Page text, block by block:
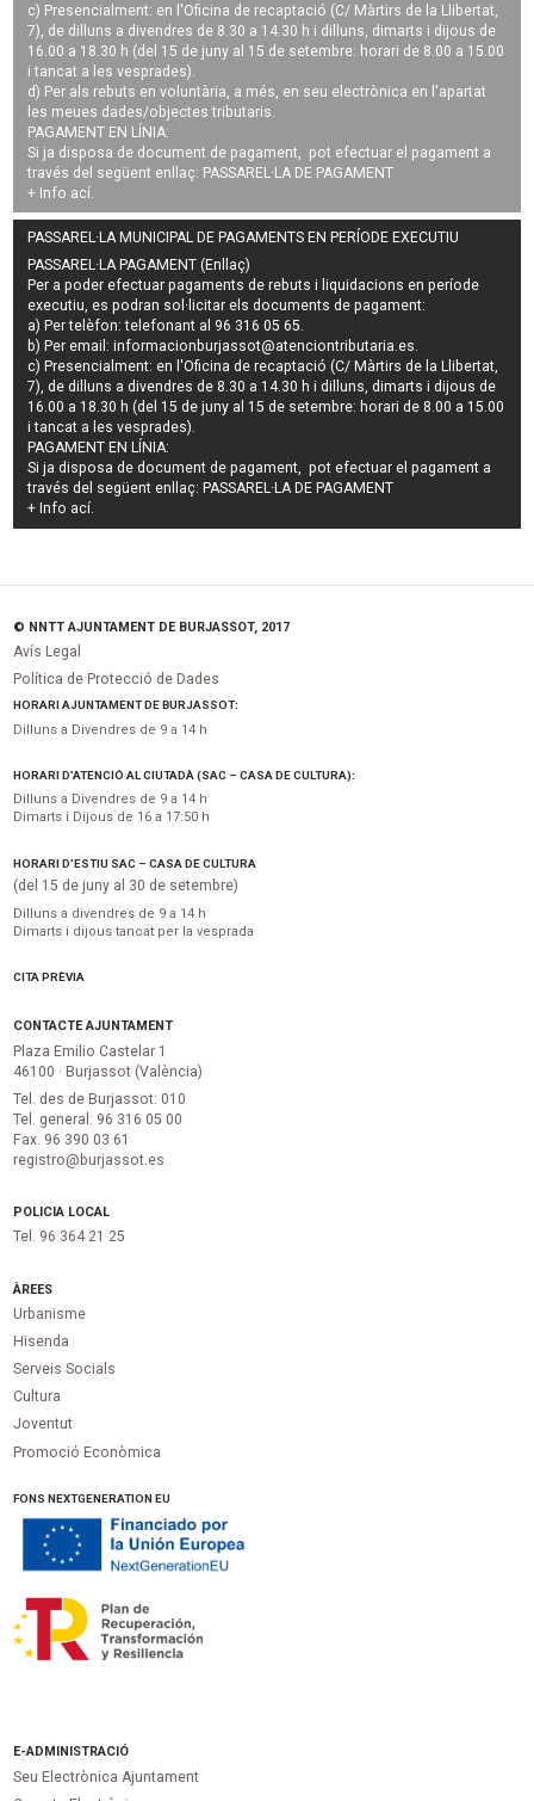
c) Presencialment: en l'Oficina de recaptació (C/ Màrtirs de la Llibertat,
7), de dilluns a divendres de 8.30 a 14.30 h i dilluns, dimarts i dijous de
16.00 a 18.30 h (del 15 de juny al 15 de setembre: horari de 8.00 a 15.00
i tancat a les vesprades).
d) Per als rebuts en voluntària, a més, en seu electrònica en l'apartat
les meues dades/objectes tributaris.
PAGAMENT EN LÍNIA:
Si ja disposa de document de pagament, pot efectuar el pagament a
través del següent enllaç: PASSAREL·LA DE PAGAMENT
+ Info ací.
PASSAREL·LA MUNICIPAL DE PAGAMENTS EN PERÍODE EXECUTIU
PASSAREL·LA PAGAMENT (Enllaç)
Per a poder efectuar pagaments derebuts i liquidacions en període
executiu, es podran sol·licitar els documents de pagament:
a) Per telèfon: telefonant al 96 316 05 65.
b) Per email:informacionburjassot@atenciontributaria.es.
c) Presencialment: en l'Oficina de recaptació (C/ Màrtirs de la Llibertat,
7), de dilluns a divendres de 8.30 a 14.30 h i dilluns, dimarts i dijous de
16.00 a 18.30 h (del 15 de juny al 15 de setembre: horari de 8.00 a 15.00
i tancat a les vesprades).
PAGAMENT EN LÍNIA:
Si ja disposa de document de pagament, pot efectuar el pagament a
través del següent enllaç: PASSAREL·LA DE PAGAMENT
+ Info ací.
© NNTT AJUNTAMENT DE BURJASSOT, 2017
Avís Legal
Política de Protecció de Dades
HORARI AJUNTAMENT DE BURJASSOT:
Dilluns a Divendres de 9 a 14 h
HORARI D’ATENCIÓ AL CIUTADÀ (SAC – CASA DE CULTURA):
Dilluns a Divendres de 9 a 14 h
Dimarts i Dijous de 16 a 17:50 h
HORARI D’ESTIU SAC – CASA DE CULTURA
(del 15 de juny al 30 de setembre)
Dilluns a divendres de 9 a 14 h
Dimarts i dijous tancat per la vesprada
CITA PRÈVIA
CONTACTE AJUNTAMENT
Plaza Emilio Castelar 1
46100 · Burjassot (València)
Tel. des de Burjassot: 010
Tel. general: 96 316 05 00
Fax. 96 390 03 61
registro@burjassot.es
POLICIA LOCAL
Tel. 96 364 21 25
ÀREES
Urbanisme
Hisenda
Serveis Socials
Cultura
Joventut
Promoció Econòmica
FONS NEXTGENERATION EU
E-ADMINISTRACIÓ
Seu Electrònica Ajuntament